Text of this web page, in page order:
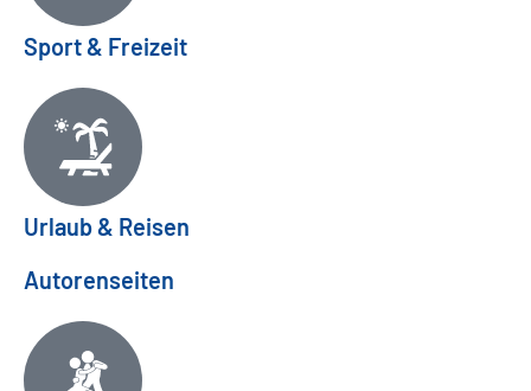
Sport & Freizeit
Urlaub & Reisen
Autorenseiten